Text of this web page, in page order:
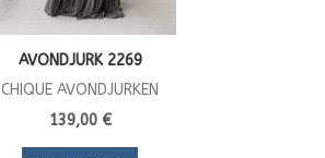
AVONDJURK 2269
CHIQUE AVONDJURKEN
139,00 €